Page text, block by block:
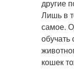
другие
Лишь в
самое.
обучать
кошек